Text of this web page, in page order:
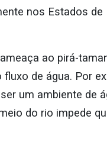
nos Estados de
ao pirá-
de água. Por
um ambiente de
do rio impede